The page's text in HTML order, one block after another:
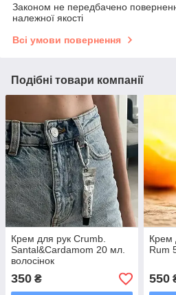
Законом не передбачено
належної якості
Всі умови повернення
Подібні товари компанії
Крем для рук Crumb.
Santal&Cardamom 20 мл.
волосінок
350 ₴
Крем
Rum
550